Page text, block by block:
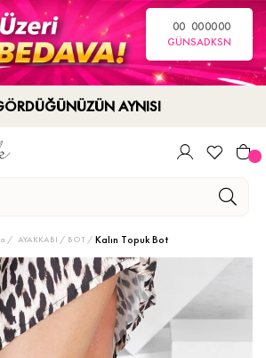
00
GÜN
00
SA
00
DK
00
SN
AYNISI
AYAKKABI BOT Kalın Topuk Bot